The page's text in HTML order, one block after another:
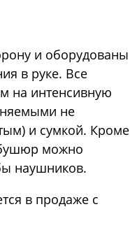
и оборудованы
в руке. Все
на интенсивную
не
и сумкой. Кроме
можно
наушников.
в продаже с